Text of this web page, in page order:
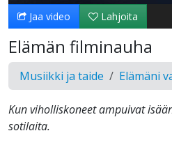
Jaa video Lahjoita
Elämän filminauha
Musiikki ja taide Elämäni
Kun viholliskoneet ampuivat
sotilaita.